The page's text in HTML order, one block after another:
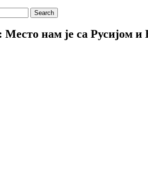
нам је са Русијом и